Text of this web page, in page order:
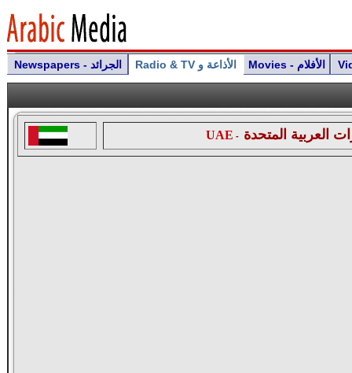
Newspapers - الجرائد Radio & TV الأذاعة و Movies - الأفلام
UAE - العربية المتحدة